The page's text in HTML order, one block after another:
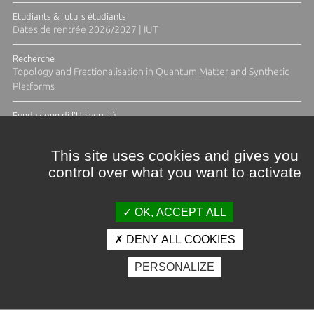
Etudiants & futurs étudiants
Dates de rentrée 2026/2027 | IUT
Recherche
Topology and Fractionalisation in Quantum Matter and Synthetic
Platforms
Fundazione di l'Università
Crédits et mentions légales
Espace presse
Photothèque
This site uses cookies and gives you
control over what you want to activate
OK, ACCEPT ALL
DENY ALL COOKIES
PERSONALIZE